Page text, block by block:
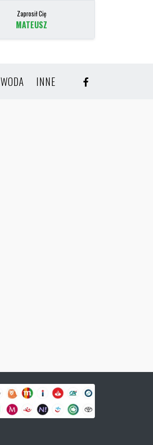
Zaprosił Cię
MATEUSZ
WODA INNE